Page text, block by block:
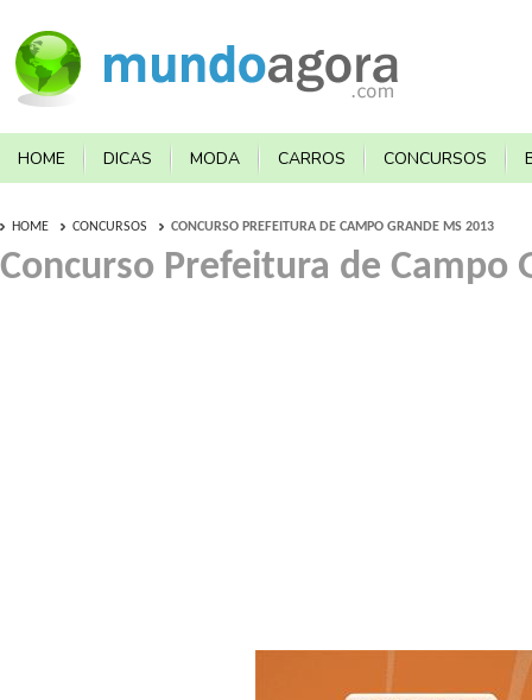
HOME DICAS MODA CARROS CONCURSOS
HOME CONCURSOS CONCURSO PREFEITURA DE CAMPO GRANDE MS 2013
Concurso Prefeitura de Campo